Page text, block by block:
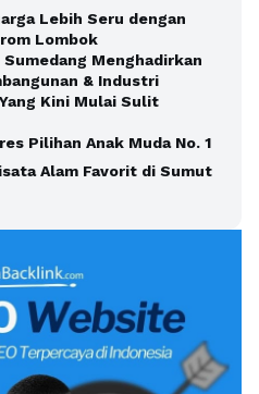
Lebih Seru dengan
Lombok
Menghadirkan
& Industri
Kini Mulai Sulit
Pilihan Anak Muda No. 1
Alam Favorit di Sumut